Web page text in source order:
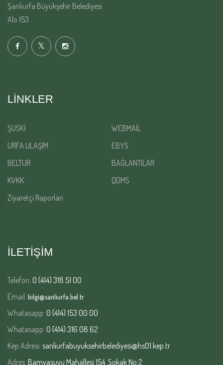
Şanlıurfa Büyükşehir Belediyesi
Alo 153
LINKLER
ŞUSKİ
WEBMAİL
URFA ULAŞIM
EBYS
BELTUR
BAĞLANTILAR
KVKK
QDMS
Ziyaretçi Raporları
İLETİŞİM
Telefon: 0 (414) 318 51 00
Email: bilgi@sanliurfa.bel.tr
Whatasapp: 0 (414) 153 00 00
Whatasapp: 0 (414) 316 08 62
Kep Adresi: sanliurfabuyuksehirbelediyesi@hs01.kep.tr
Adres: Bamyasuyu Mahallesi 154. Sokak No:2